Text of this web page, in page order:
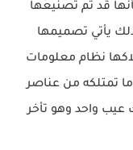
قد تم تصنيعها
يأتي تصميمها
نظام معلومات
تمتلكه من عناصر
عيب واحد وهو تأخر